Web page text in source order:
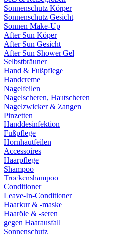
Sonnenschutz Körper
Sonnenschutz Gesicht
Sonnen Make-Up
After Sun Köper
After Sun Gesicht
After Sun Shower Gel
Selbstbräuner
Hand & Fußpflege
Handcreme
Nagelfeilen
Nagelscheren, Hautscheren
Nagelzwicker & Zangen
Pinzetten
Handdesinfektion
Fußpflege
Hornhautfeilen
Accessoires
Haarpflege
Shampoo
Trockenshampoo
Conditioner
Leave-In-Conditioner
Haarkur & -maske
Haaröle & -seren
gegen Haarausfall
Sonnenschutz